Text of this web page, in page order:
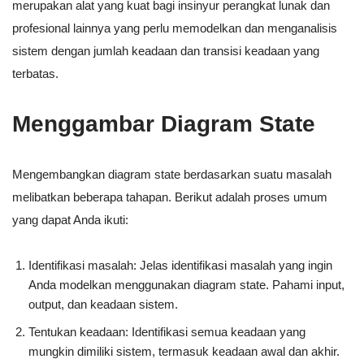
merupakan alat yang kuat bagi insinyur perangkat lunak dan
profesional lainnya yang perlu memodelkan dan menganalisis
sistem dengan jumlah keadaan dan transisi keadaan yang
terbatas.
Menggambar Diagram State
Mengembangkan diagram state berdasarkan suatu masalah
melibatkan beberapa tahapan. Berikut adalah proses umum
yang dapat Anda ikuti:
Identifikasi masalah: Jelas identifikasi masalah yang ingin
Anda modelkan menggunakan diagram state. Pahami input,
output, dan keadaan sistem.
Tentukan keadaan: Identifikasi semua keadaan yang
mungkin dimiliki sistem, termasuk keadaan awal dan akhir.